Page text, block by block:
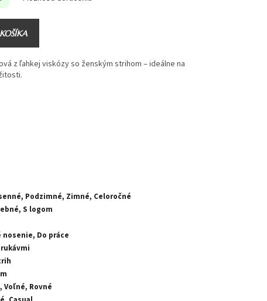
z ľahkej viskózy so ženským strihom – ideálne na
Podzimné, Zimné, Celoročné
S logom
nosenie, Do práce
Voľné, Rovné